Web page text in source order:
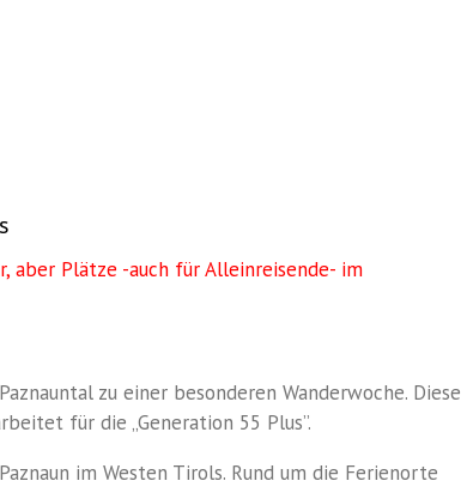
aber Plätze -auch für Alleinreisende- im
zu einer besonderen Wanderwoche. Diese
für die „Generation 55 Plus”.
im Westen Tirols. Rund um die Ferienorte